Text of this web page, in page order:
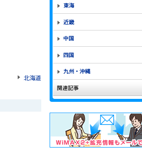
北海道
東海
近畿
中国
四国
九州・沖縄
関連記事